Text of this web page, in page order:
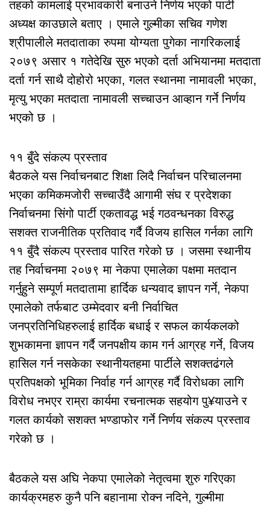
तहको कामलाई प्रभावकारी बनाउने निर्णय भएको पार्टी
अध्यक्ष काउछाले बताए । एमाले गुल्मीका सचिव गणेश
श्रीपालीले मतदाताका रुपमा योग्यता पुगेका नागरिकलाई
२०७९ असार १ गतेदेखि सुरु भएको दर्ता अभियानमा मतदाता
दर्ता गर्न साथै दोहोरो भएका, गलत स्थानमा नामावली भएका,
मृत्यु भएका मतदाता नामावली सच्चाउन आव्हान गर्ने निर्णय
भएको छ ।
११ बुँदे संकल्प प्रस्ताव
बैठकले यस निर्वाचनबाट शिक्षा लिदै निर्वाचन परिचालनमा
भएका कमिकमजोरी सच्चाउँदै आगामी संघ र प्रदेशका
निर्वाचनमा सिंगो पार्टी एकतावद्ध भई गठवन्धनका विरुद्ध
सशक्त राजनीतिक प्रतिवाद गर्दै विजय हासिल गर्नका लागि
११ बुँदै संकल्प प्रस्ताव पारित गरेको छ । जसमा स्थानीय
तह निर्वाचनमा २०७९ मा नेकपा एमालेका पक्षमा मतदान
गर्नुहुने सम्पूर्ण मतदातामा हार्दिक धन्यवाद ज्ञापन गर्ने, नेकपा
एमालेको तर्फबाट उम्मेदवार बनी निर्वाचित
जनप्रतिनिधिहरुलाई हार्दिक बधाई र सफल कार्यकलको
शुभकामना ज्ञापन गर्दै जनपक्षीय काम गर्न आग्रह गर्ने, विजय
हासिल गर्न नसकेका स्थानीयतहमा पार्टीले सशक्तढंगले
प्रतिपक्षको भूमिका निर्वाह गर्न आग्रह गर्दै विरोधका लागि
विरोध नभएर राम्रा कार्यमा रचनात्मक सहयोग पु¥याउने र
गलत कार्यको सशक्त भण्डाफोर गर्ने निर्णय संकल्प प्रस्ताव
गरेको छ ।
बैठकले यस अघि नेकपा एमालेको नेतृत्वमा शुरु गरिएका
कार्यक्रमहरु कुनै पनि बहानामा रोक्न नदिने, गुल्मीमा